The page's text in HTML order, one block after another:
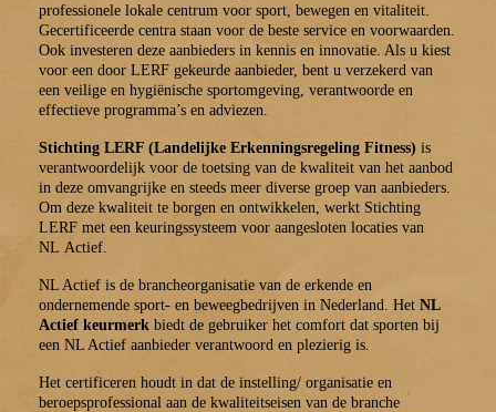
professionele lokale centrum voor sport, bewegen en vitaliteit.
Gecertificeerde centra staan voor de beste service en voorwaarden.
Ook investeren deze aanbieders in kennis en innovatie. Als u kiest
voor een door LERF gekeurde aanbieder, bent u verzekerd van
een veilige en hygiënische sportomgeving, verantwoorde en
effectieve programma’s en adviezen.
Stichting LERF (Landelijke Erkenningsregeling Fitness) is
verantwoordelijk voor de toetsing van de kwaliteit van het aanbod
in deze omvangrijke en steeds meer diverse groep van aanbieders.
Om deze kwaliteit te borgen en ontwikkelen, werkt Stichting
LERF met een keuringssysteem voor aangesloten locaties van
NL Actief.
NL Actief is de brancheorganisatie van de erkende en
ondernemende sport- en beweegbedrijven in Nederland
Het NL
Actief keurmerk biedt de gebruiker het comfort dat sporten bij
een NL Actief aanbieder verantwoord en plezierig is.
Het certificeren houdt in dat de instelling/ organisatie en
beroepsprofessional aan de kwaliteitseisen van de branche